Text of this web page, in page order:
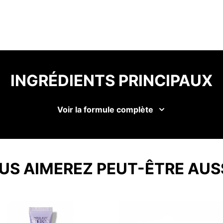
INGRÉDIENTS PRINCIPAUX
Voir la formule complète
AIMEREZ PEUT-ÊTRE